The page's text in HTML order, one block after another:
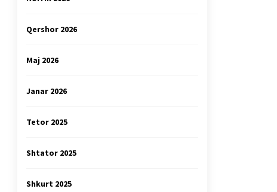
Qershor 2026
Maj 2026
Janar 2026
Tetor 2025
Shtator 2025
Shkurt 2025